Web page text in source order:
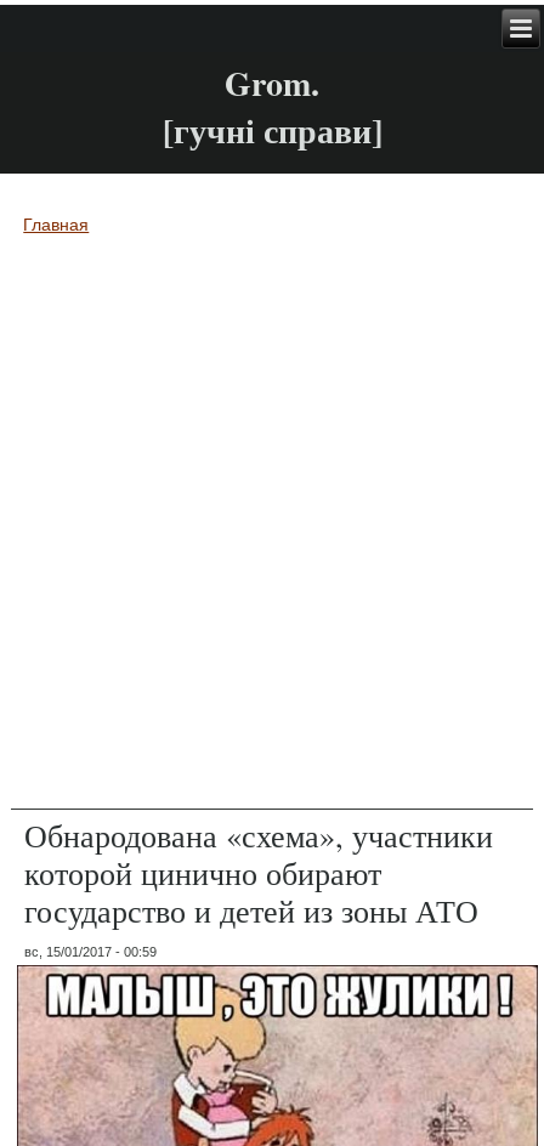
Grom.
[гучні справи]
Вы здесь
Главная
Обнародована «схема», участники
которой цинично обирают
государство и детей из зоны АТО
вс, 15/01/2017 - 00:59